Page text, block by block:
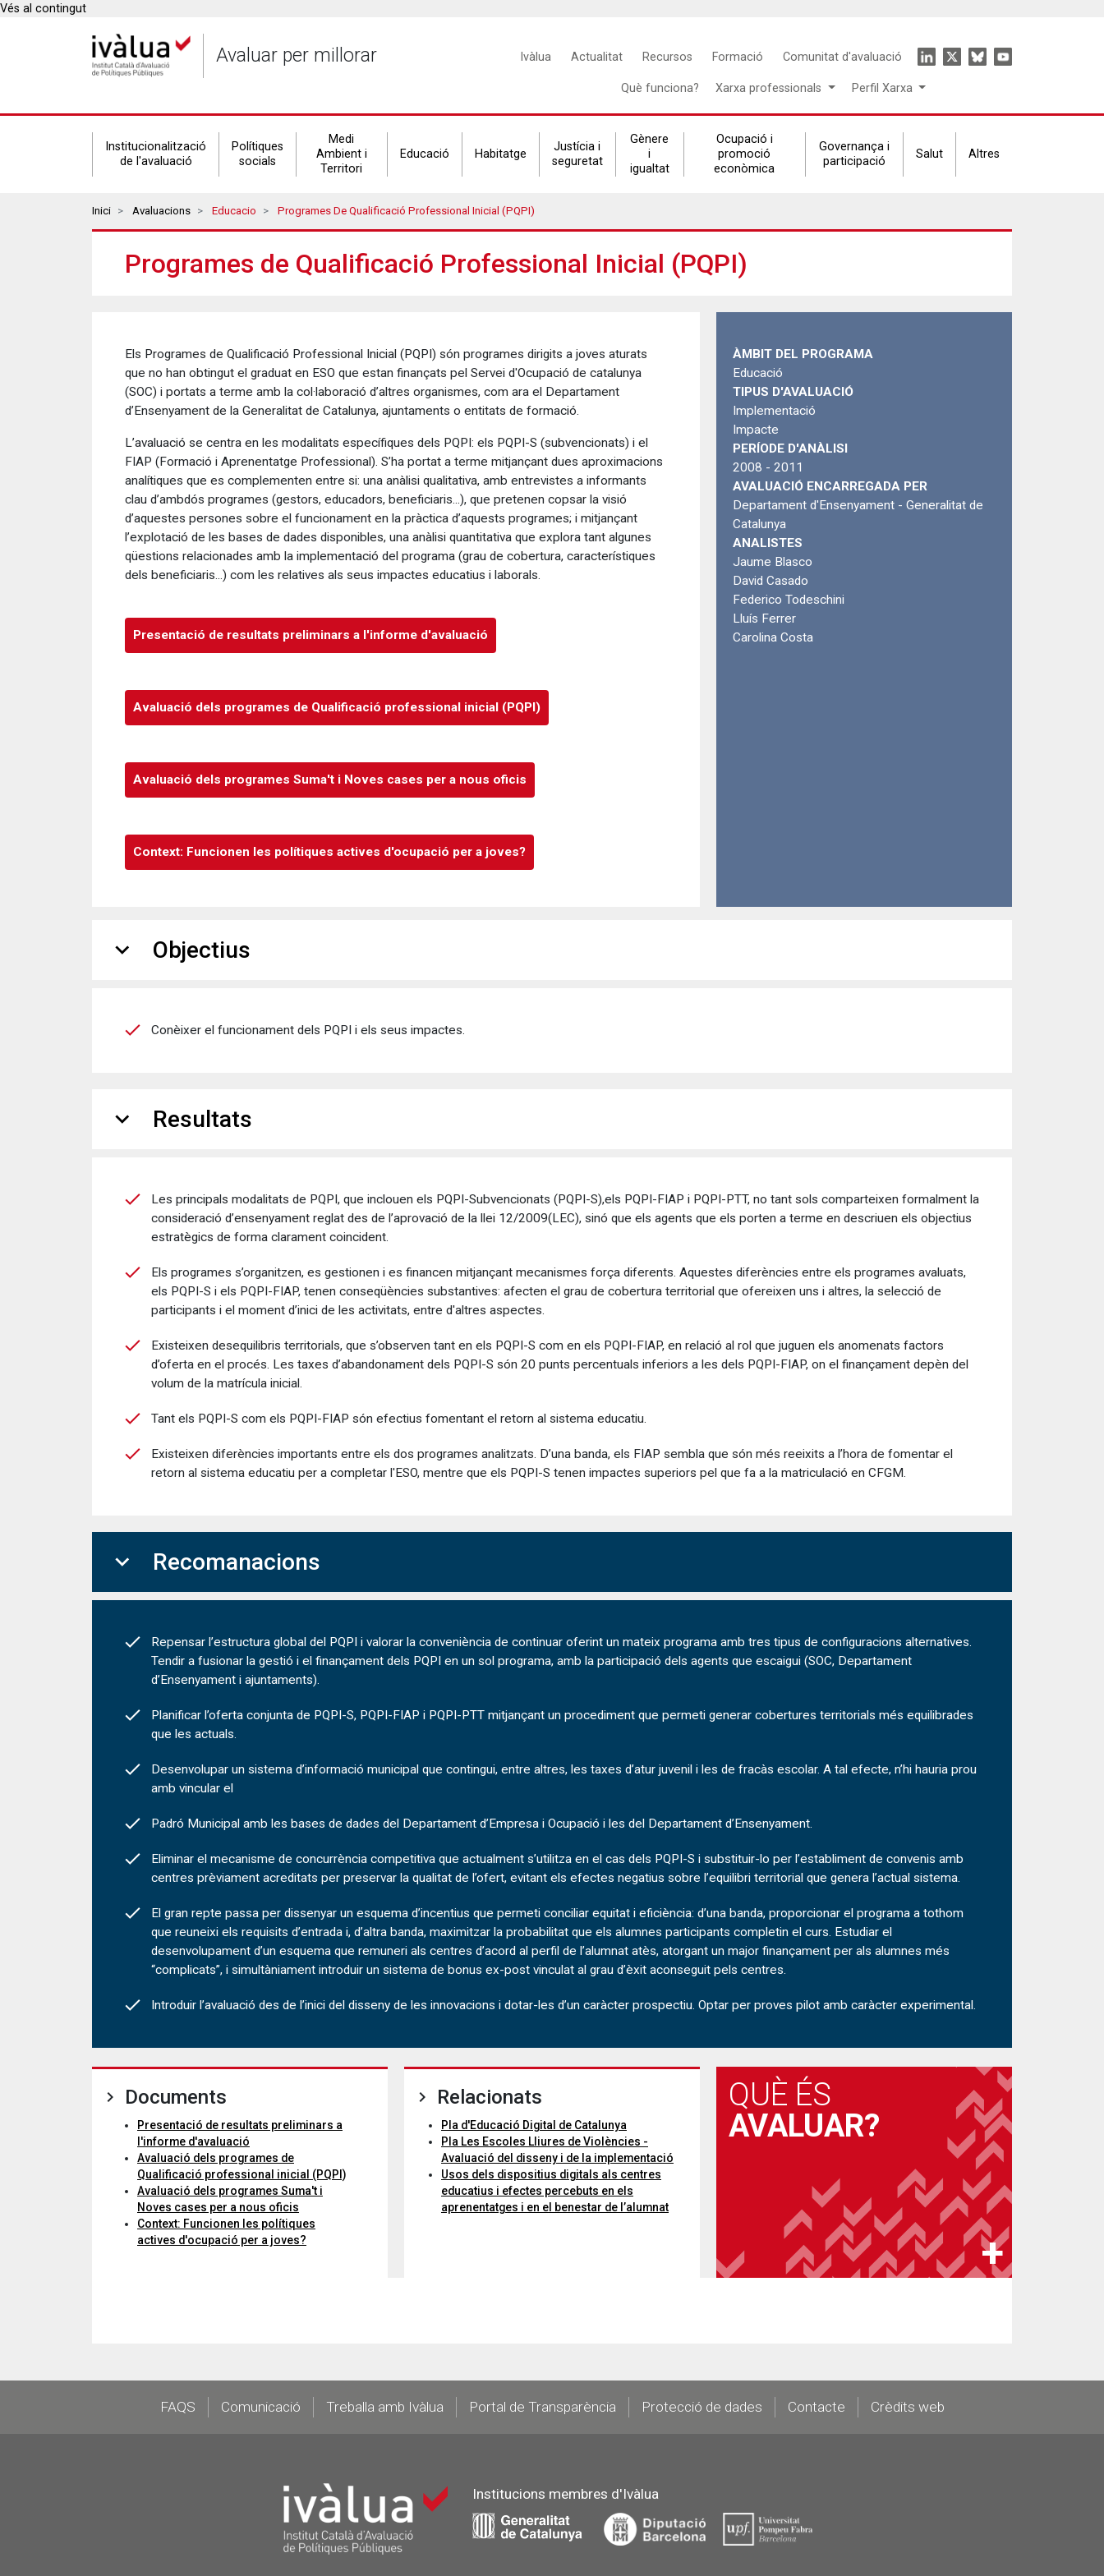
Vés al contingut
Avaluar per millorar
Main
navigation
Ivàlua Actualitat Recursos Formació Comunitat d'avaluació
Icon
menu
Què funciona? Xarxa professionals Perfil Xarxa
Secondary
navigation
Institucionalització
de l'avaluació
Polítiques
socials
Medi
Ambient i
Territori
Educació Habitatge
Justícia i
seguretat
Gènere
i
igualtat
Ocupació i
promoció
econòmica
Governança i
participació
Salut Altres
Breadcrumbs
Inici Avaluacions Educacio Programes De Qualificació Professional Inicial (PQPI)
Programes de Qualificació Professional Inicial (PQPI)
Els Programes de Qualificació Professional Inicial (PQPI) són programes dirigits a joves aturats
que no han obtingut el graduat en ESO que estan finançats pel Servei d'Ocupació de catalunya
(SOC) i portats a terme amb la col·laboració d’altres organismes, com ara el Departament
d’Ensenyament de la Generalitat de Catalunya, ajuntaments o entitats de formació.
L’avaluació se centra en les modalitats específiques dels PQPI: els PQPI-S (subvencionats) i el
FIAP (Formació i Aprenentatge Professional). S’ha portat a terme mitjançant dues aproximacions
analítiques que es complementen entre si: una anàlisi qualitativa, amb entrevistes a informants
clau d’ambdós programes (gestors, educadors, beneficiaris...), que pretenen copsar la visió
d’aquestes persones sobre el funcionament en la pràctica d’aquests programes; i mitjançant
l’explotació de les bases de dades disponibles, una anàlisi quantitativa que explora tant algunes
qüestions relacionades amb la implementació del programa (grau de cobertura, característiques
dels beneficiaris...) com les relatives als seus impactes educatius i laborals.
Presentació de resultats preliminars a l'informe d'avaluació
Avaluació dels programes de Qualificació professional inicial (PQPI)
Avaluació dels programes Suma't i Noves cases per a nous oficis
Context: Funcionen les polítiques actives d'ocupació per a joves?
ÀMBIT DEL PROGRAMA
Educació
TIPUS D'AVALUACIÓ
Implementació
Impacte
PERÍODE D'ANÀLISI
2008 - 2011
AVALUACIÓ ENCARREGADA PER
Departament d'Ensenyament - Generalitat de
Catalunya
ANALISTES
Jaume Blasco
David Casado
Federico Todeschini
Lluís Ferrer
Carolina Costa
expand_more Objectius
Conèixer el funcionament dels PQPI i els seus impactes.
expand_more Resultats
Les principals modalitats de PQPI, que inclouen els PQPI-Subvencionats (PQPI-S),els PQPI-FIAP i PQPI-PTT, no tant sols comparteixen formalment la
consideració d’ensenyament reglat des de l’aprovació de la llei 12/2009(LEC), sinó que els agents que els porten a terme en descriuen els objectius
estratègics de forma clarament coincident.
Els programes s’organitzen, es gestionen i es financen mitjançant mecanismes força diferents. Aquestes diferències entre els programes avaluats,
els PQPI-S i els PQPI-FIAP, tenen conseqüències substantives: afecten el grau de cobertura territorial que ofereixen uns i altres, la selecció de
participants i el moment d’inici de les activitats, entre d'altres aspectes.
Existeixen desequilibris territorials, que s’observen tant en els PQPI-S com en els PQPI-FIAP, en relació al rol que juguen els anomenats factors
d’oferta en el procés. Les taxes d’abandonament dels PQPI-S són 20 punts percentuals inferiors a les dels PQPI-FIAP, on el finançament depèn del
volum de la matrícula inicial.
Tant els PQPI-S com els PQPI-FIAP són efectius fomentant el retorn al sistema educatiu.
Existeixen diferències importants entre els dos programes analitzats. D’una banda, els FIAP sembla que són més reeixits a l’hora de fomentar el
retorn al sistema educatiu per a completar l'ESO, mentre que els PQPI-S tenen impactes superiors pel que fa a la matriculació en CFGM.
expand_more Recomanacions
Repensar l’estructura global del PQPI i valorar la conveniència de continuar oferint un mateix programa amb tres tipus de configuracions alternatives.
Tendir a fusionar la gestió i el finançament dels PQPI en un sol programa, amb la participació dels agents que escaigui (SOC, Departament
d’Ensenyament i ajuntaments).
Planificar l’oferta conjunta de PQPI-S, PQPI-FIAP i PQPI-PTT mitjançant un procediment que permeti generar cobertures territorials més equilibrades
que les actuals.
Desenvolupar un sistema d’informació municipal que contingui, entre altres, les taxes d’atur juvenil i les de fracàs escolar. A tal efecte, n’hi hauria prou
amb vincular el
Padró Municipal amb les bases de dades del Departament d’Empresa i Ocupació i les del Departament d’Ensenyament.
Eliminar el mecanisme de concurrència competitiva que actualment s’utilitza en el cas dels PQPI-S i substituir-lo per l’establiment de convenis amb
centres prèviament acreditats per preservar la qualitat de l’ofert, evitant els efectes negatius sobre l’equilibri territorial que genera l’actual sistema.
El gran repte passa per dissenyar un esquema d’incentius que permeti conciliar equitat i eficiència: d’una banda, proporcionar el programa a tothom
que reuneixi els requisits d’entrada i, d’altra banda, maximitzar la probabilitat que els alumnes participants completin el curs. Estudiar el
desenvolupament d’un esquema que remuneri als centres d’acord al perfil de l’alumnat atès, atorgant un major finançament per als alumnes més
“complicats”, i simultàniament introduir un sistema de bonus ex-post vinculat al grau d’èxit aconseguit pels centres.
Introduir l’avaluació des de l’inici del disseny de les innovacions i dotar-les d’un caràcter prospectiu. Optar per proves pilot amb caràcter experimental.
Documents
Presentació de resultats preliminars a
l'informe d'avaluació
Avaluació dels programes de
Qualificació professional inicial (PQPI)
Avaluació dels programes Suma't i
Noves cases per a nous oficis
Context: Funcionen les polítiques
actives d'ocupació per a joves?
Relacionats
Pla d'Educació Digital de Catalunya
Pla Les Escoles Lliures de Violències -
Avaluació del disseny i de la implementació
Usos dels dispositius digitals als centres
educatius i efectes percebuts en els
aprenentatges i en el benestar de l’alumnat
QUÈ ÉS
AVALUAR?
FooterFAQS Comunicació Treballa amb Ivàlua Portal de Transparència Protecció de dades Contacte Crèdits web
Institucions membres d'Ivàlua